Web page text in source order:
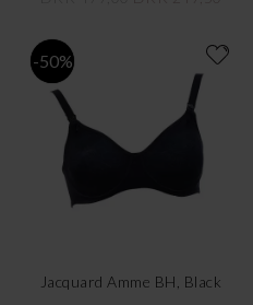
-50%
Jacquard Amme BH, Black